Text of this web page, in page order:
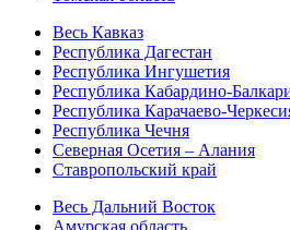
Весь Кавказ
Республика Дагестан
Республика Ингушетия
Республика Кабардино-
Республика Карачаево-
Республика Чечня
Северная Осетия – Алания
Ставропольский край
Весь Дальний Восток
Амурская область